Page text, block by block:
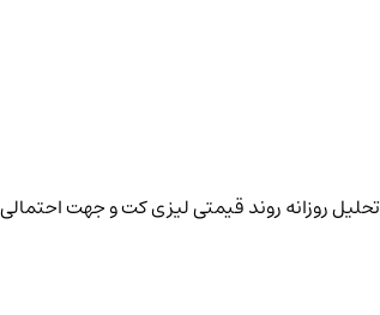
تحلیل روزانه روند قیمتی لیزی کت و جهت احتمالی